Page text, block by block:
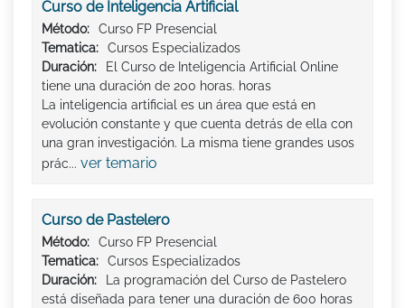
Curso de Inteligencia Artificial
Método:
Curso FP Presencial
Tematica:
Cursos Especializados
Duración:
El Curso de Inteligencia Artificial Online
tiene una duración de 200 horas. horas
La inteligencia artificial es un área que está en
evolución constante y que cuenta detrás de ella con
una gran investigación. La misma tiene grandes usos
prác... ver temario
Curso de Pastelero
Método:
Curso FP Presencial
Tematica:
Cursos Especializados
Duración:
La programación del Curso de Pastelero
está diseñada para tener una duración de 600 horas